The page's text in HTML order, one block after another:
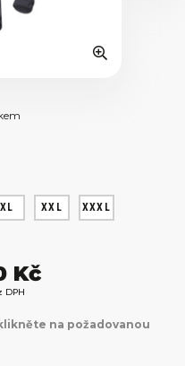
XL XXL XXXL
Kč
DPH
na požadovanou